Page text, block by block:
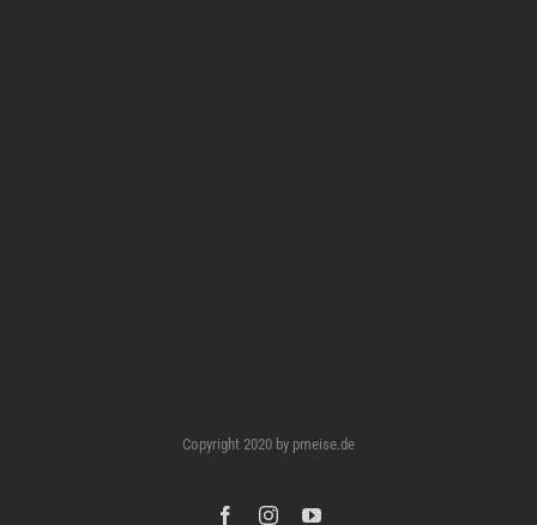
Copyright 2020 by pmeise.de
FacebookInstagramYouTube